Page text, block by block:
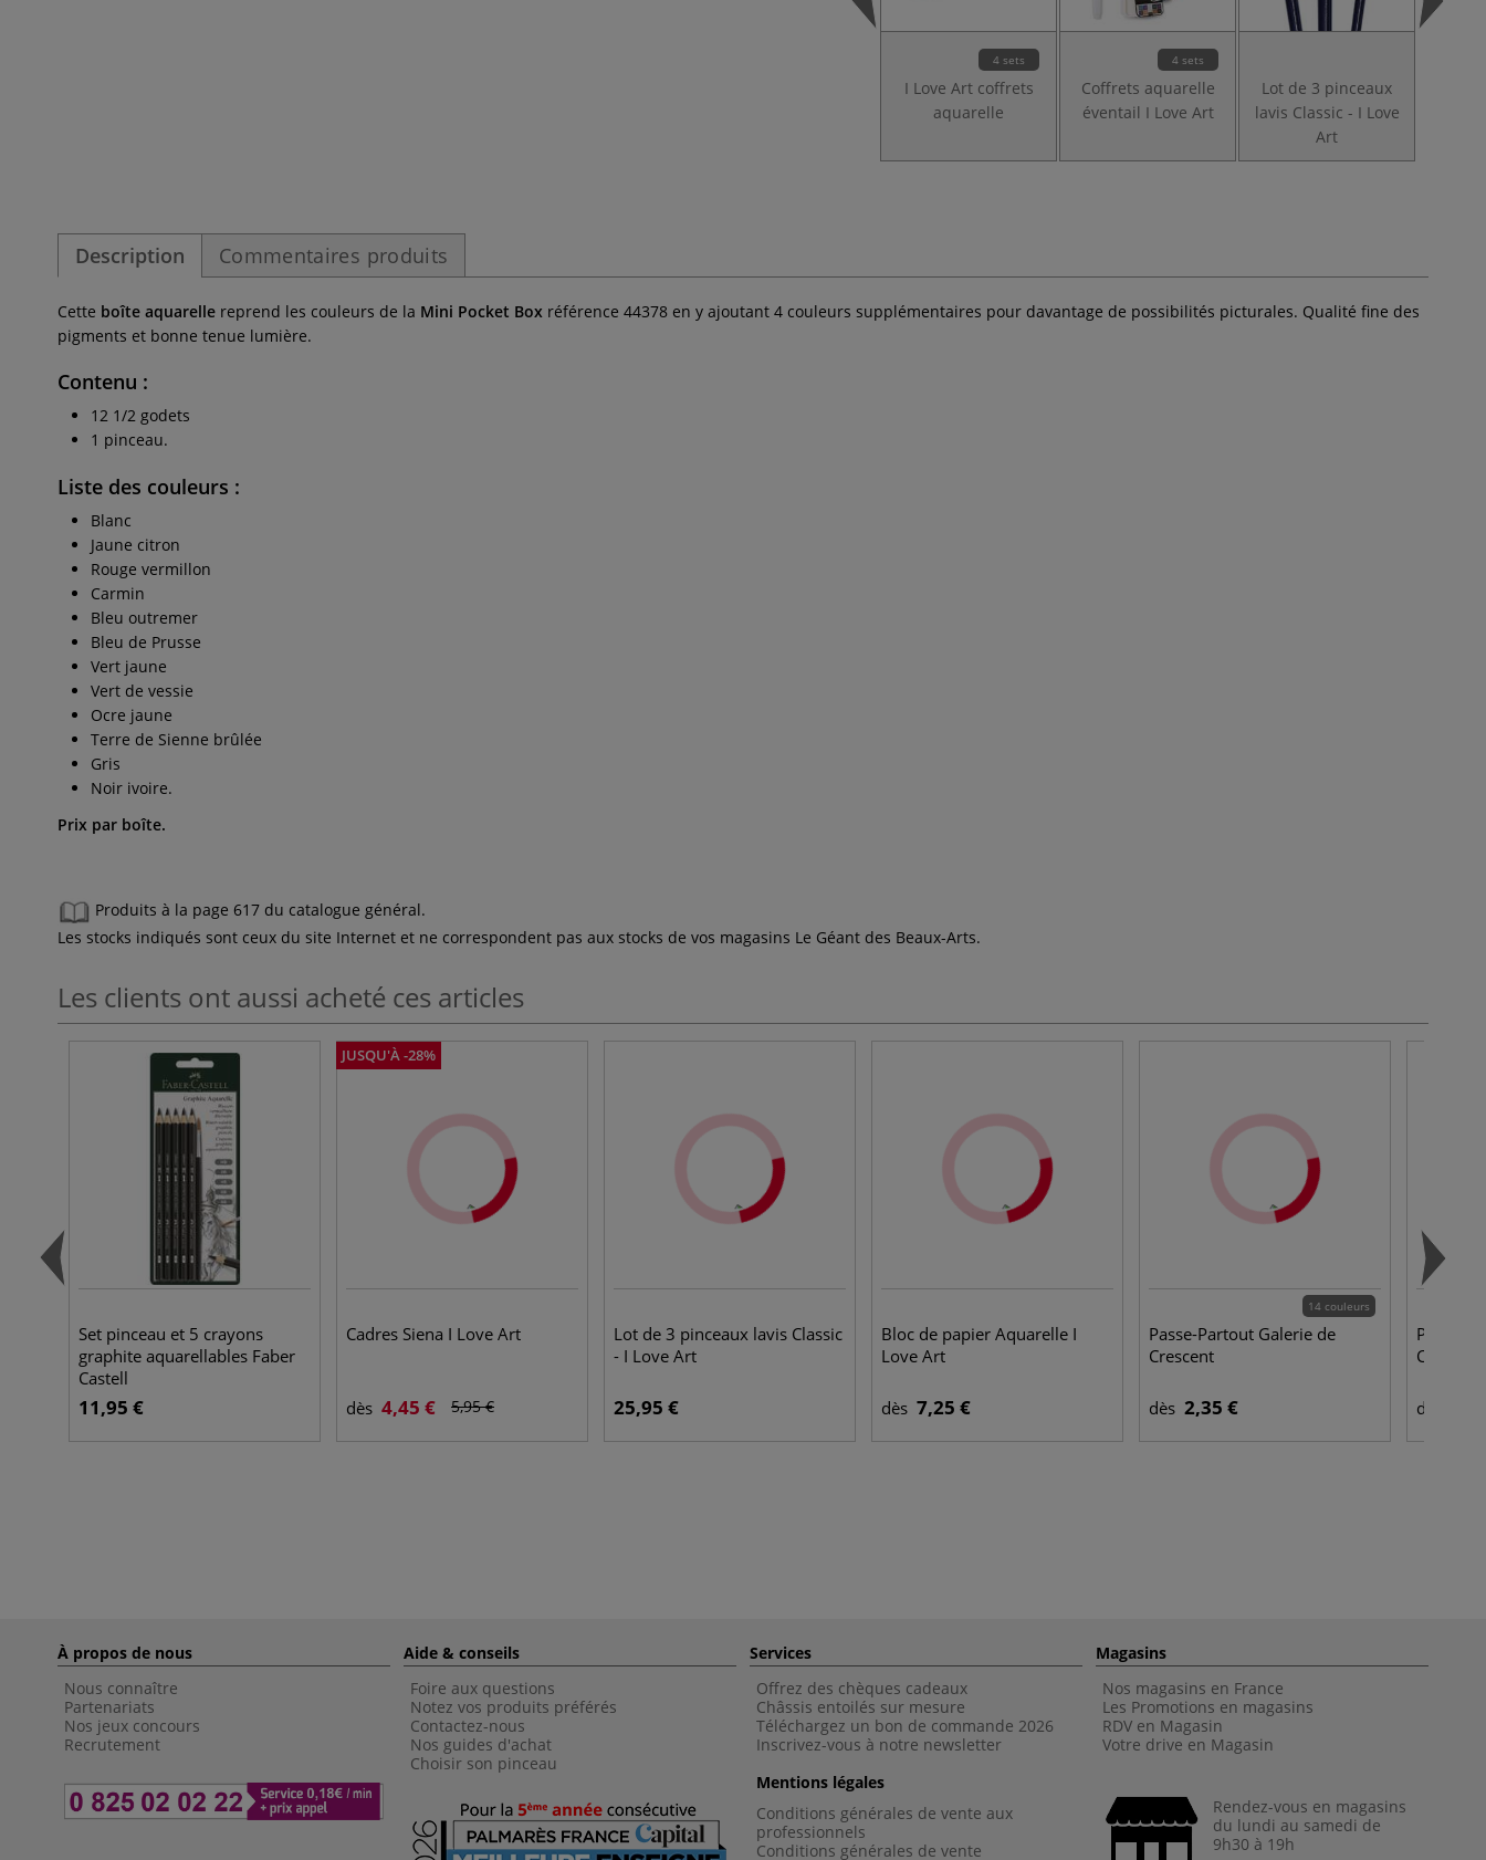
4 sets
I Love Art coffrets
aquarelle
4 sets
Coffrets aquarelle
éventail I Love Art
Lot de 3 pinceaux
lavis Classic - I Love
Art
Description Commentaires produits
Cette boîte aquarelle reprend les couleurs de la Mini Pocket Box référence 44378 en y ajoutant 4 couleurs supplémentaires pour davantage de possibilités picturales. Qualité fine des
pigments et bonne tenue lumière.
Contenu :
12 1/2 godets
1 pinceau.
Liste des couleurs :
Blanc
Jaune citron
Rouge vermillon
Carmin
Bleu outremer
Bleu de Prusse
Vert jaune
Vert de vessie
Ocre jaune
Terre de Sienne brûlée
Gris
Noir ivoire.
Prix par boîte.
Produits à la page 617 du catalogue général.
Les stocks indiqués sont ceux du site Internet et ne correspondent pas aux stocks de vos magasins Le Géant des Beaux-Arts.
Les clients ont aussi acheté ces articles
Set pinceau et 5 crayons
graphite aquarellables Faber
Castell
11,95 €
JUSQU'À -28%
Cadres Siena I Love Art
dès 4,45 € 5,95 €
Lot de 3 pinceaux lavis Classic
- I Love Art
25,95 €
Bloc de papier Aquarelle I
Love Art
dès 7,25 €
14 couleurs
Passe-Partout Galerie de
Crescent
dès 2,35 €
Papier
dès
À propos de nous
Nous connaître
Partenariats
Nos jeux concours
Recrutement
Aide & conseils
Foire aux questions
Notez vos produits préférés
Contactez-nous
Nos guides d'achat
Choisir son pinceau
Services
Offrez des chèques cadeaux
Châssis entoilés sur mesure
Téléchargez un bon de commande 2026
Inscrivez-vous à notre newsletter
Mentions légales
Conditions générales de vente aux
professionnels
Conditions générales de vente
Magasins
Nos magasins en France
Les Promotions en magasins
RDV en Magasin
Votre drive en Magasin
Rendez-vous en magasins
du lundi au samedi de
9h30 à 19h